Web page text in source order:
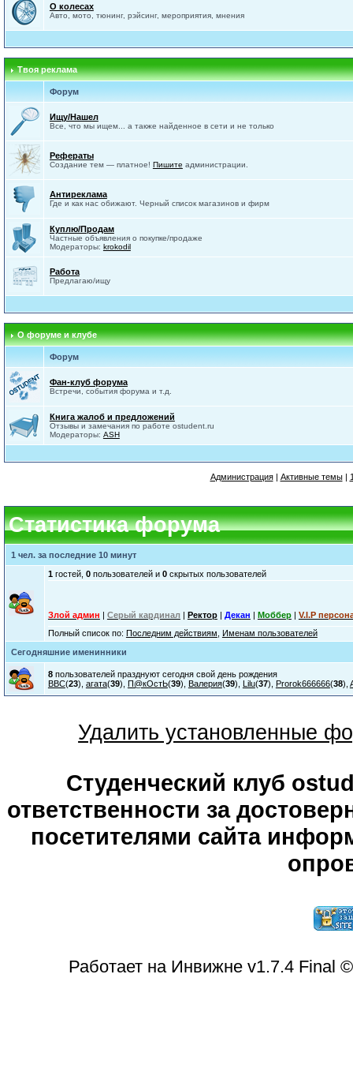
О колесах
Авто, мото, тюнинг, рэйсинг, мероприятия, мнения
Твоя реклама
Форум
Ищу/Нашел
Все, что мы ищем... а также найденное в сети и не только
Рефераты
Создание тем — платное! Пишите администрации.
Антиреклама
Где и как нас обижают. Черный список магазинов и фирм
Куплю/Продам
Частные объявления о покупке/продаже
Модераторы: krokodil
Работа
Предлагаю/ищу
О форуме и клубе
Форум
Фан-клуб форума
Встречи, события форума и т.д.
Книга жалоб и предложений
Отзывы и замечания по работе ostudent.ru
Модераторы: ASH
Администрация| Активные темы|
Статистика форума
1 чел. за последние 10 минут
1гостей, 0пользователей и 0скрытых пользователей
Злой админ | Серый кардинал| Ректор| Декан | Моббер| V.I.P
Полный список по: Последним действиям Именам пользователей
Сегодняшние именинники
8пользователей празднуют сегодня свой день рождения
ВВС(23), агата(39), П@кОстЬ(39), Валерия(39), Lilu(37), Prorok666666(38),
Удалить установленные
Студенческий клуб
ответственности за
посетителями сайта
Работает на Инвижне v1.7.4 Final